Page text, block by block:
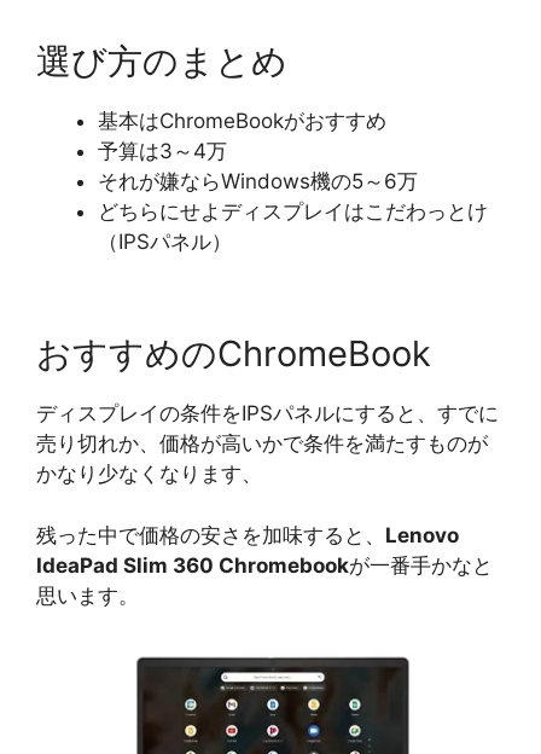
選び方のまとめ
基本はChromeBookがおすすめ
予算は3～4万
それが嫌ならWindows機の5～6万
どちらにせよディスプレイはこだわっとけ
（IPSパネル）
おすすめのChromeBook
ディスプレイの条件をIPSパネルにすると、すでに
売り切れか、価格が高いかで条件を満たすものが
かなり少なくなります、
残った中で価格の安さを加味すると、 Lenovo
IdeaPad Slim 360 Chromebookが一番手かなと
思います。